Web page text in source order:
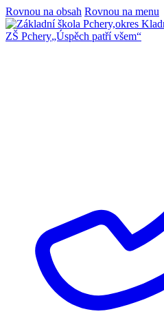
Rovnou na obsah Rovnou na menu
ZŠ Pchery„Úspěch patří všem“